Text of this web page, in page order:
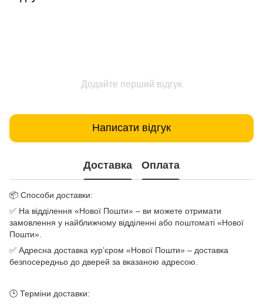
Додайте перший відгук
Написати відгук
Доставка Оплата
📦 Способи доставки:
✅ На відділення «Нової Пошти» – ви можете отримати
замовлення у найближчому відділенні або поштоматі «Нової
Пошти».
✅ Адресна доставка кур’єром «Нової Пошти» – доставка
безпосередньо до дверей за вказаною адресою.
🕒 Терміни доставки: